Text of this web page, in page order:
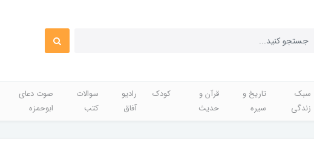
سبک
زندگی
تاریخ و
سیره
قرآن و
حدیث
کودک
رادیو
آفاق
سوالات
کتب
صوت دعای
ابوحمزه